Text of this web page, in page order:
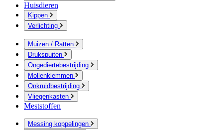
Huisdieren
Kippen
Verlichting
Muizen / Ratten
Drukspuiten
Ongediertebestrijding
Mollenklemmen
Onkruidbestrijding
Vliegenkasten
Meststoffen
Messing koppelingen